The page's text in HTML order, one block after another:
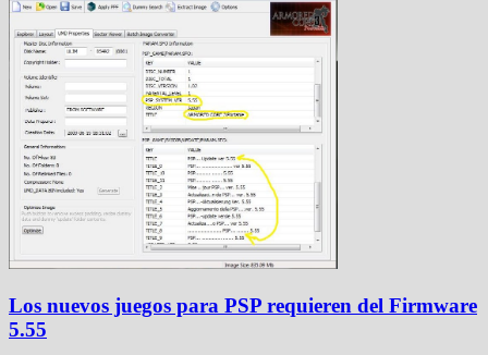
Los nuevos juegos para PSP requieren del Firmware
5.55